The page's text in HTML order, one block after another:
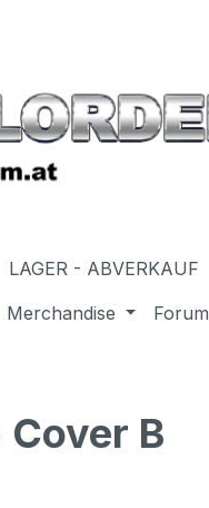
LAGER - ABVERKAUF
Merchandise Forum
Cover B